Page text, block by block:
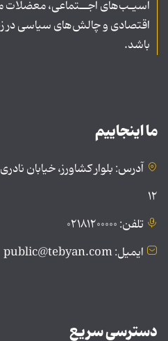
آسیـب‌های اجــتماعی،
اقتصادی و چالش‌های سیاسی در
باشد.
ما اینجاییم
آدرس: بلوار کشاورز، خیابان
۱۲
تلفن: ۰۲۱۸۱۲۰۰۰۰۰
ایمیل: public@tebyan.com
دسترسی سریع